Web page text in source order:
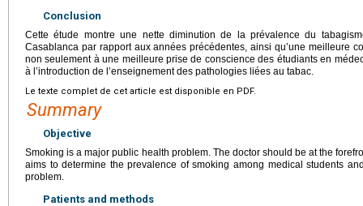
Conclusion
Cette étude montre une nette diminution de la prévalence du
Casablanca par rapport aux années précédentes, ainsi qu’une meilleure
non seulement à une meilleure prise de conscience des étudiants en
à l’introduction de l’enseignement des pathologies liées au tabac.
Le texte complet de cet article est disponible en PDF.
Summary
Objective
Smoking is a major public health problem. The doctor should be at the
aims to determine the prevalence of smoking among medical students
problem.
Patients and methods